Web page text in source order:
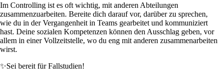
Im Controlling ist es oft wichtig, mit anderen Abteilungen
zusammenzuarbeiten. Bereite dich darauf vor, darüber zu sprechen,
wie du in der Vergangenheit in Teams gearbeitet und kommuniziert
hast. Deine sozialen Kompetenzen können den Ausschlag geben, vor
allem in einer Vollzeitstelle, wo du eng mit anderen zusammenarbeiten
wirst.
✨Sei bereit für Fallstudien!